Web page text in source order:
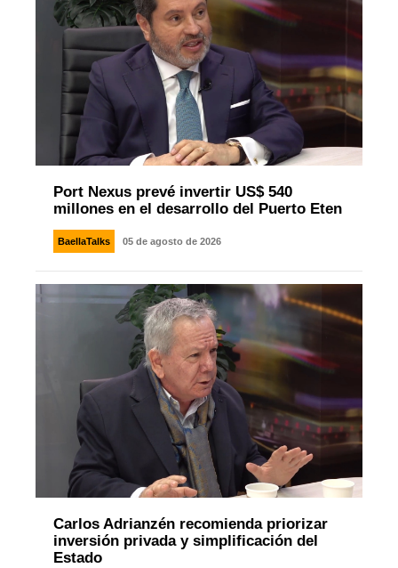
Port Nexus prevé invertir US$ 540
millones en el desarrollo del Puerto Eten
BaellaTalks 05 de agosto de 2026
Carlos Adrianzén recomienda priorizar
inversión privada y simplificación del
Estado